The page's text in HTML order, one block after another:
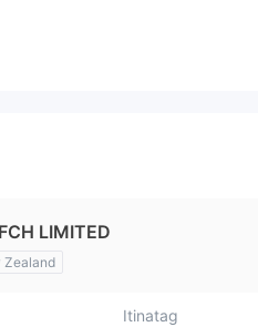
LIMITED
Zealand
Itinatag